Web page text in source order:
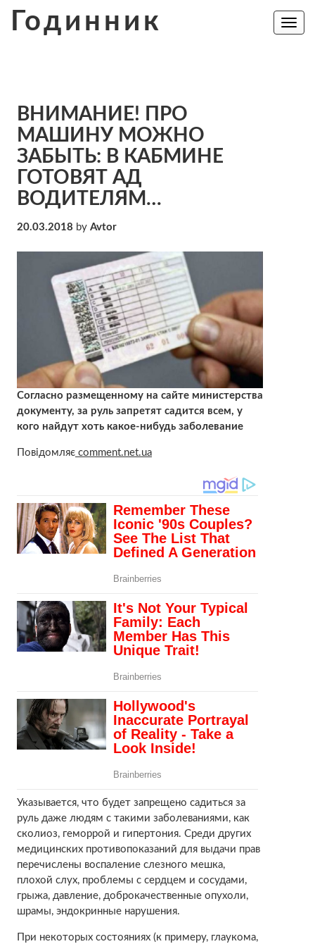
Годинник
Toggle
ВНИМАНИЕ! ПРО
МАШИНУ МОЖНО
ЗАБЫТЬ: В КАБМИНЕ
ГОТОВЯТ АД
ВОДИТЕЛЯМ…
20.03.2018 by Avtor
Согласно размещенному на сайте министерства
документу, за руль запретят садится всем, у
кого найдут хоть какое-нибудь заболевание
Повідомляєcomment.net.ua
Указывается, что будет запрещено садиться за
руль даже людям с такими заболеваниями, как
сколиоз, геморрой и гипертония. Среди других
медицинских противопоказаний для выдачи прав
перечислены воспаление слезного мешка,
плохой слух, проблемы с сердцем и сосудами,
грыжа, давление, доброкачественные опухоли,
шрамы, эндокринные нарушения.
При некоторых состояниях (к примеру, глаукома,